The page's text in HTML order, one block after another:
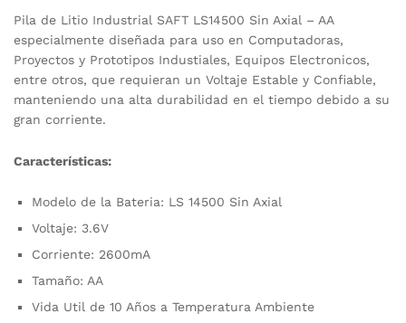
Pila de Litio Industrial SAFT LS14500 Sin Axial – AA
especialmente diseñada para uso en Computadoras,
Proyectos y Prototipos Industiales, Equipos Electronicos,
entre otros, que requieran un Voltaje Estable y Confiable,
manteniendo una alta durabilidad en el tiempo debido a su
gran corriente.
Características:
Modelo de la Bateria: LS 14500 Sin Axial
Voltaje: 3.6V
Corriente: 2600mA
Tamaño: AA
Vida Util de 10 Años a Temperatura Ambiente